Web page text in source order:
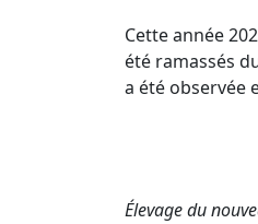
Cette année
été ramassés
a été observée
Élevage du